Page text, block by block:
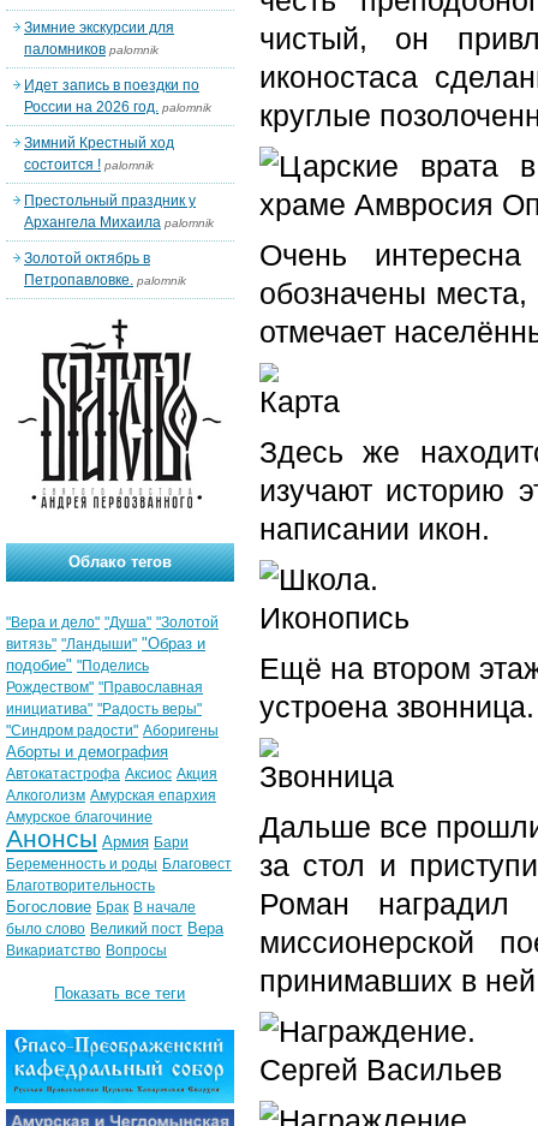
чистый, он
иконостаса
круглые
Очень
обозначены
отмечает
Здесь же
изучают историю
написании икон.
Ещё на втором
устроена звонница.
Дальше все
за стол и
Роман наградил
миссионерской
принимавших в ней
Зимние экскурсии для
паломников palomnik
Идет запись в поездки по
России на 2026 год. palomnik
Зимний Крестный ход
состоится ! palomnik
Престольный праздник у
Архангела Михаила palomnik
Золотой октябрь в
Петропавловке. palomnik
Облако тегов
"Вера и дело" "Душа" "Золотой
витязь" "Ландыши" "Образ и
подобие" "Поделись
Рождеством" "Православная
инициатива" "Радость веры"
"Синдром радости" Аборигены
Аборты и демография
Автокатастрофа Аксиос Акция
Алкоголизм Амурская епархия
Амурское благочиние
Анонсы Армия Бари
Беременность и роды Благовест
Благотворительность
Богословие Брак В начале
было слово Великий пост Вера
Викариатство Вопросы
Показать все теги